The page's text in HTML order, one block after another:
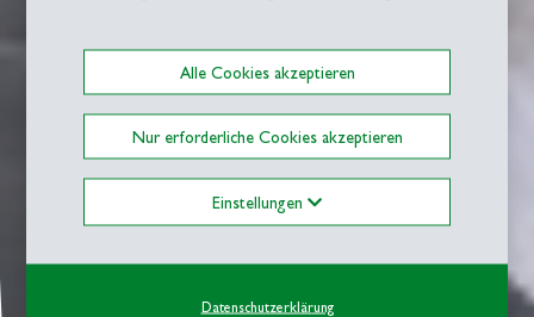
Alle Cookies akzeptieren
Nur erforderliche Cookies akzeptieren
Einstellungen
Datenschutzerklärung